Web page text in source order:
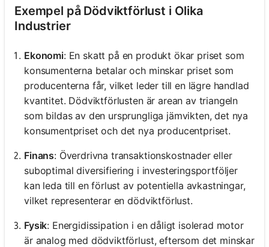
Exempel på Dödviktförlust i Olika
Industrier
Ekonomi: En skatt på en produkt ökar priset som
konsumenterna betalar och minskar priset som
producenterna får, vilket leder till en lägre handlad
kvantitet. Dödviktförlusten är arean av triangeln
som bildas av den ursprungliga jämvikten, det nya
konsumentpriset och det nya producentpriset.
Finans: Överdrivna transaktionskostnader eller
suboptimal diversifiering i investeringsportföljer
kan leda till en förlust av potentiella avkastningar,
vilket representerar en dödviktförlust.
Fysik: Energidissipation i en dåligt isolerad motor
är analog med dödviktförlust, eftersom det minskar